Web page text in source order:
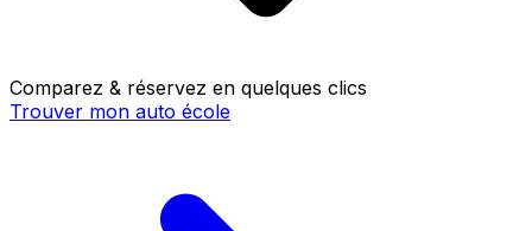
Comparez & réservez en quelques clics
Trouver mon auto école